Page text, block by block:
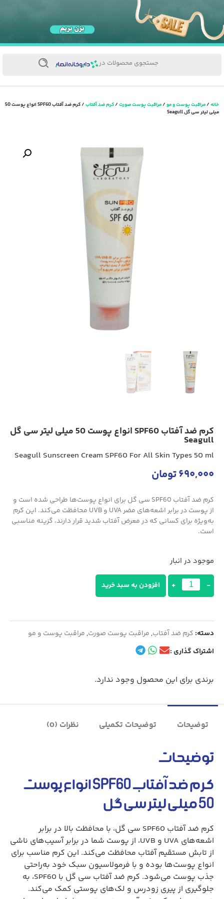
جستجوی محصولات در
خانه/مراقبت پوست و مو/مراقبت پوست صورت/کرم ضد آفتاب
/ کرم ضد آفتاب SPF60 انواع پوست 50
میلی لیتر سی گل Seagull
کرم ضد آفتاب SPF60 انواع پوست 50 میلی لیتر سی گل
Seagull
Seagull Sunscreen Cream SPF60 For All Skin Types 50 ml
690,000تومان
کرم ضد آفتاب SPF60 سی گل برای انواع پوست‌ها طراحی شده است و
از پوست در برابر اشعه‌های مضر UVA و UVB محافظت می‌کند. این کرم
به‌ویژه برای کسانی که در معرض آفتاب شدید قرار دارند، گزینه مناسبی
است.
موجود در انبار
-
+ افزودن به سبد خرید
دسته: کرم ضد آفتاب,مراقبت پوست صورت,مراقبت پوست و مو
اشتراک گذاری :
برندی برای این محصول وجود ندارد.
توضیحات توضیحات تکمیلی نظرات (0)
توضیحات
کرم ضد آفتاب SPF60 انواع پوست
50 میلی لیتر سی گل
کرم ضد آفتاب SPF60 سی گل، با محافظت بالا در برابر
اشعه‌های UVA و UVB، از پوست شما در برابر آسیب‌های ناشی
از تابش مستقیم آفتاب محافظت می‌کند. این کرم مناسب برای
انواع پوست‌ها بوده و با فرمولاسیون سبک خود به‌راحتی
جذب پوست می‌شود. کرم ضد آفتاب سی گل با SPF60، به
جلوگیری از پیری زودرس و لک‌های پوستی کمک می‌کند.